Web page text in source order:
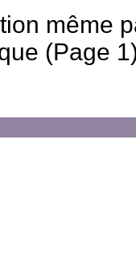
même
(Page